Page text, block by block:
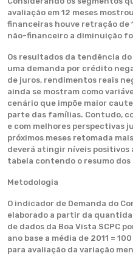
avaliação em 12 meses
financeiras houve retração de
não-financeiro a diminuição
Os resultados da tendência
uma demanda por crédito
de juros, rendimentos reais
ainda se mostram como
cenário que impõe maior
parte das famílias. Contudo,
e com melhores perspectivas
próximos meses retomada
deverá atingir níveis positivos
tabela contendo o resumo
Metodologia
O indicador de Demanda do
elaborado a partir da
de dados da Boa Vista SCPC
ano base a média de 2011 =
para avaliação da variação